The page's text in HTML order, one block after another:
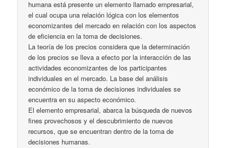
humana está presente un elemento llamado empresarial,
el cual ocupa una relación lógica con los elementos
economizantes del mercado en relación con los aspectos
de eficiencia en la toma de decisiones.
La teoría de los precios considera que la determinación
de los precios se lleva a efecto por la interacción de las
actividades economizantes de los participantes
individuales en el mercado. La base del análisis
económico de la toma de decisiones individuales se
encuentra en su aspecto económico.
El elemento empresarial, abarca la búsqueda de nuevos
fines provechosos y el descubrimiento de nuevos
recursos, que se encuentran dentro de la toma de
decisiones humanas.